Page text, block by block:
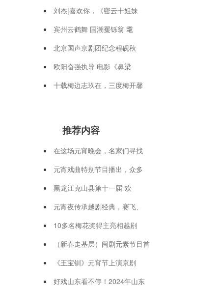
刘杰|喜欢你，《密云十姐妹
宾州云鹤舞 国潮矍铄翁 耄
北京国声京剧团纪念程砚秋
欧阳奋强执导 电影《鼻梁
十载梅边志玖在，三度梅开馨
推荐内容
在这场元宵晚会，名家们寻找
元宵戏曲特别节目播出，众多
黑龙江克山县第十一届“欢
元宵夜传承越剧经典，赛飞、
10多名梅花奖得主亮相越剧
（新春走基层）闽剧元素节目首
《王宝钏》元宵节上演京剧
好戏山东看不停！2024年山东